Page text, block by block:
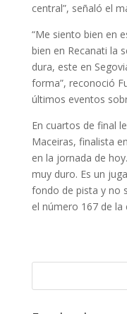
central”, señaló el
“Me siento bien en
bien en Recanati la
dura, este en
forma”, reconoció
últimos eventos
En cuartos de final
Maceiras, finalista
en la jornada de
muy duro. Es un
fondo de pista y no
el número 167 de la